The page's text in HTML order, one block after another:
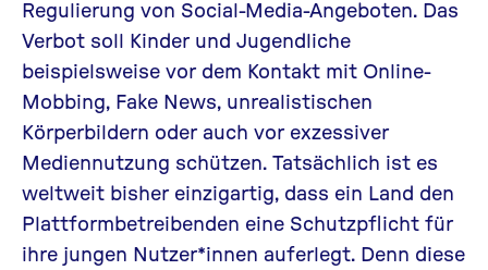
Regulierung von Social-Media-Angeboten. Das
Verbot soll Kinder und Jugendliche
beispielsweise vor dem Kontakt mit Online-
Mobbing, Fake News, unrealistischen
Körperbildern oder auch vor exzessiver
Mediennutzung schützen. Tatsächlich ist es
weltweit bisher einzigartig, dass ein Land den
Plattformbetreibenden eine Schutzpflicht für
ihre jungen Nutzer*innen auferlegt. Denn diese